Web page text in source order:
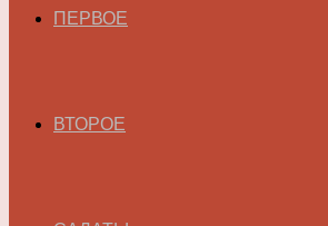
ПЕРВОЕ
ВТОРОЕ